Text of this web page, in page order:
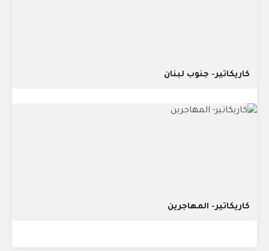
كاريكاتير- جنوب لبنان
كاريكاتير- المهاجرين